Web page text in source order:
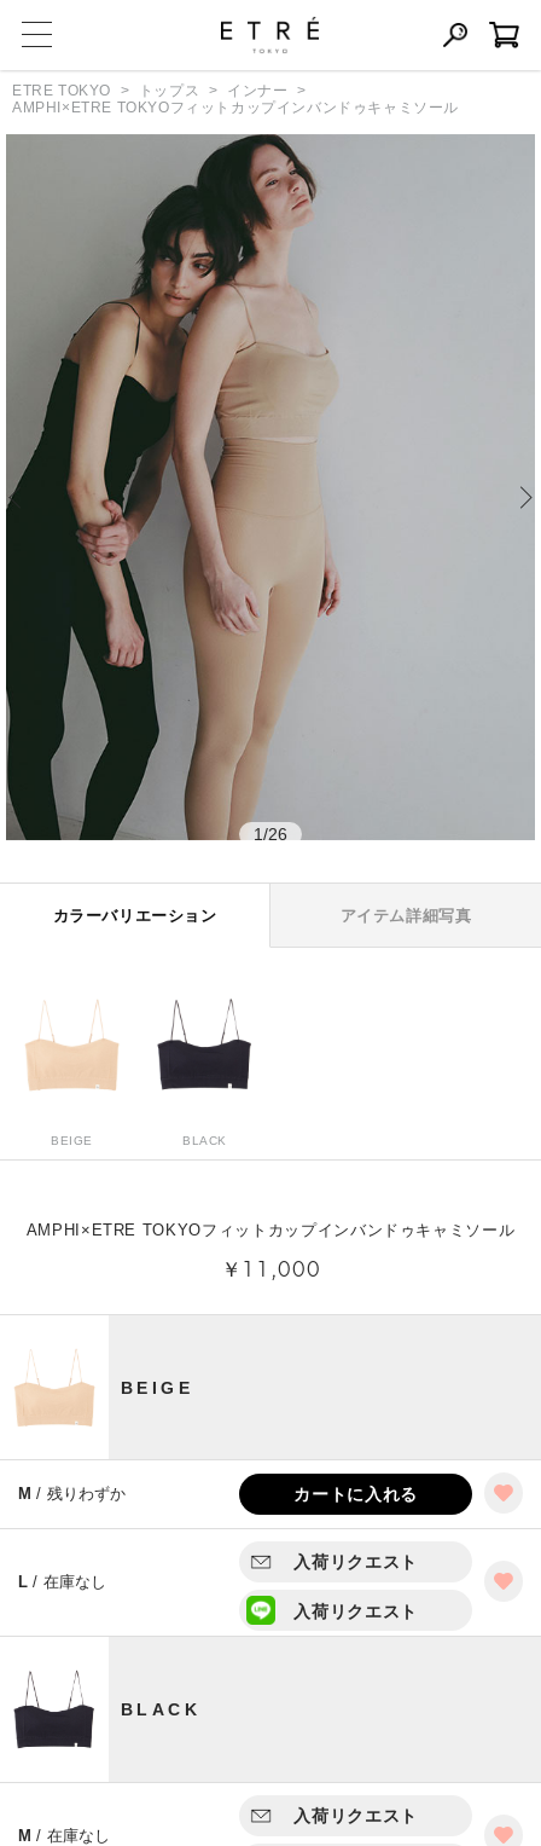
ETRE TOKYO トップス
インナー
AMPHI×ETRE TOKYOフィットカップインバンドゥキャミソール
1/26
カラーバリエーション アイテム詳細写真
BEIGE BLACK
AMPHI×ETRE TOKYOフィットカップインバンドゥキャミソール
￥11,000
BEIGE
M / 残りわずか カートに入れる
L / 在庫なし
入荷リクエスト
入荷リクエスト
BLACK
M / 在庫なし
入荷リクエスト